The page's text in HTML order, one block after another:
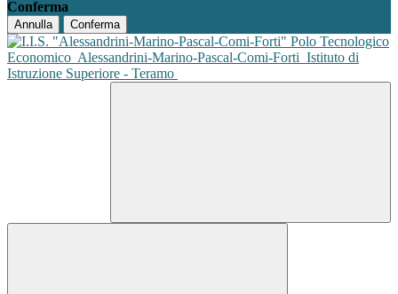
Conferma
Annulla Conferma
Polo Tecnologico
Economico Alessandrini-Marino-Pascal-Comi-Forti Istituto di
Istruzione Superiore - Teramo